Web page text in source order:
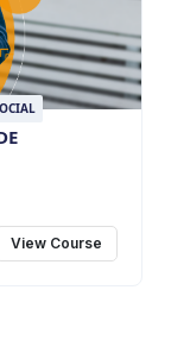
View Course